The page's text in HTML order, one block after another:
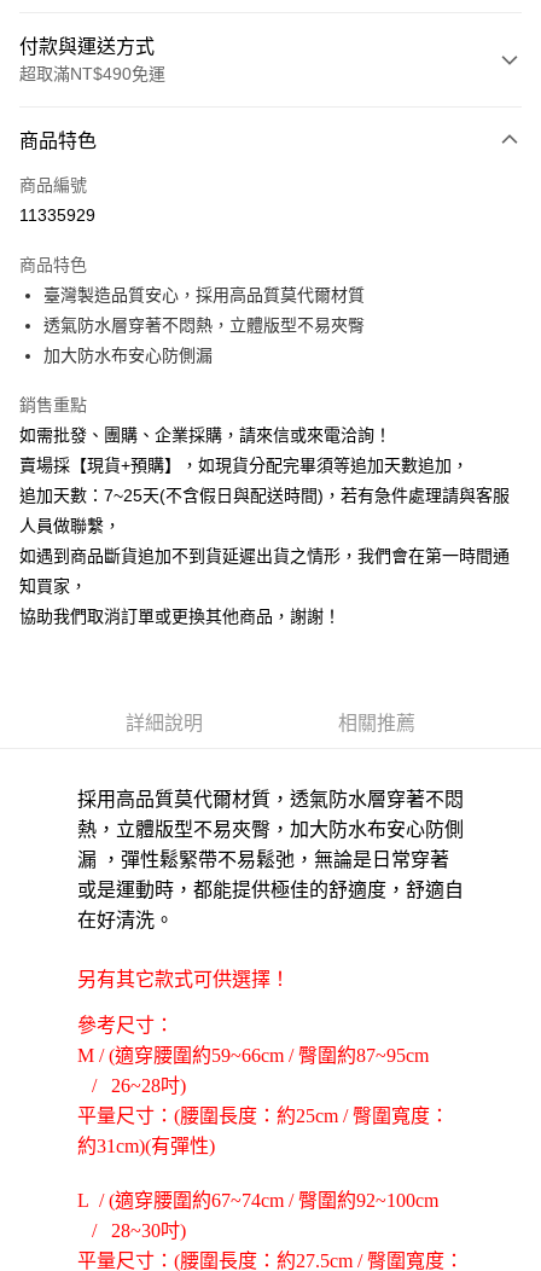
付款與運送方式
超取滿NT$490免運
信用卡一次付款
信用卡分期付款
合作金庫商業銀行
華南商業銀行
彰化商業銀行
上海商業儲蓄銀行
台北富邦商業銀行
國泰世華商業銀行
匯豐（台灣）商業銀行
聯邦商業銀行
遠東國際商業銀行
元大商業銀行
永豐商業銀行
台新國際商業銀行
中國信託商業銀行
台灣樂天信用卡公司
6 期 0 利率 每期
華南商業銀行
彰化商業銀行
上海商業儲蓄銀行
臺灣中小企業銀行
匯豐（台灣）商業銀行
華泰商業銀行
聯邦商業銀行
遠東國際商業銀行
元大商業銀行
永豐商業銀行
玉山商業銀行
台灣樂天信用卡公司
12 期 0 利率 每期 NT$23
合作金庫商業銀行
上海商業儲蓄銀行
國泰世華商業銀行
兆豐國際商業銀行
臺灣中小企業銀行
台中商業銀行
匯豐（台灣）商業銀行
華泰商業銀行
聯邦商業銀行
遠東國際商業銀行
元大商業銀行
玉山商業銀行
星展（台灣）商業銀行
台新國際商業銀行
超商取貨付款
LINE Pay
Apple Pay
街口支付
悠遊付
全盈+PAY
AFTEE先享後付
３．安心：先確認商品／服務後，再付款。
【「AFTEE先享後付」結帳流程】
１．於結帳方式選擇「AFTEE先享後付」後，將跳轉至「AFTEE先享後付」
２．訂單成立數日內，您將收到繳費通知簡訊。
３．收到繳費通知簡訊後14天內，點擊此簡訊中的連結，可透過四大超商／
購買商品的店家。未經商家同意取消之訂單仍視為有效，需透過AFTEE先享
※ 交易是否成功請以「AFTEE先享後付 」之結帳頁面顯示為準，若有關於
是否繳費成功／繳費後需取消欲退款等相關疑問，請聯繫「AFTEE先享後付
客戶支援中心」
【注意事項】
１．透過由恩沛科技股份有限公司提供之「AFTEE先享後付」服務完成之交
易，需依本服務之必要範圍內提供個人資料，並將交易相關給付款項請求債
２．關於個人資料處理事宜，請瀏覽以下網址：
https://aftee.tw/terms/#terms3
３．未成年的使用者請事先徵得法定代理人或監護人之同意方可使用
「AFTEE先享後付」，若未經同意申辦者引起之損失，本公司不負相關責
運送方式
全家取貨付款三天後到
每筆NT$60，滿NT$490(含以上)免運費
全家離島取貨付款
每筆NT$60，滿NT$490(含以上)免運費
每筆NT$60，滿NT$490(含以上)免運費
7-11離島取貨付款
付款後7-11取貨
每筆NT$60，滿NT$490(含以上)免運費
商品特色
商品編號
11335929
商品特色
臺灣製造品質安心，採用高品質莫代爾材質
透氣防水層穿著不悶熱，立體版型不易夾臀
加大防水布安心防側漏
銷售重點
如需批發、團購、企業採購，請來信或來電洽詢！
賣場採【現貨+預購】，如現貨分配完畢須等追加天數追加，
追加天數：7~25天(不含假日與配送時間)，若有急件處理請與客服
人員做聯繫，
如遇到商品斷貨追加不到貨延遲出貨之情形，我們會在第一時間通
知買家，
協助我們取消訂單或更換其他商品，謝謝！
詳細說明 相關推薦
採用高品質莫代爾材質，透氣防水層穿著不悶
熱，立體版型不易夾臀，加大防水布安心防側
漏 ，彈性鬆緊帶不易鬆弛，無論是日常穿著
或是運動時，都能提供極佳的舒適度，舒適自
在好清洗。
另有其它款式可供選擇！
參考尺寸：
M / (適穿腰圍約59~66cm / 臀圍約87~95cm
/ 26~28吋)
平量尺寸：(腰圍長度：約25cm / 臀圍寬度：
約31cm)(有彈性)
L / (適穿腰圍約67~74cm / 臀圍約92~100cm
/ 28~30吋)
平量尺寸：(腰圍長度：約27.5cm / 臀圍寬度：